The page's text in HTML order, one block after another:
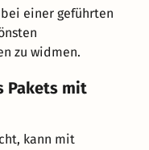
einer geführten
zu widmen.
Pakets mit
kann mit